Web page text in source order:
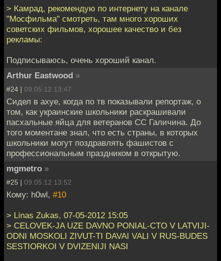
> Камрад, рекомендую по интернету на канале
"Мосфильма" смотреть, там много хороших
советских фильмов, хорошее качество и без
рекламы:
Подписываюсь, очень хороший канал.
Arthur Eastwood »
#24 | 09.05.12 13:47
Сидел в ахуе, когда по тв показывали репортаж, о
том, как украинские школьники раскрашивали
пасхальные яйца для ветеранов СС Галичина. До
того моментане знал, что есть страны, в которых
школьники могут поздравлять фашистов с
профессиональным праздником в открытую.
mgmetro »
#25 | 09.05.12 13:52
Кому: h0wl, #10
> Linas Zukas, 07-05-2012 15:05
> CELOVEK-JA UZE DAVNO PONIAL-CTO V LATVIJI-
ODNI MOSKOLI ZIVUT-TI DAVAI VALI V RUS-BUDES
SESTIORKOI V DVIZENIJI NASI